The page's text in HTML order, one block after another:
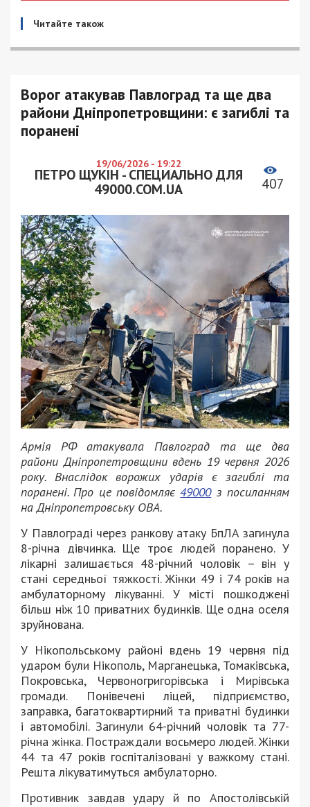
Читайте також
Ворог атакував Павлоград та ще два
райони Дніпропетровщини: є загиблі та
поранені
19/06/2026 - 19:22
ПЕТРО ЩУКІН - СПЕЦИАЛЬНО ДЛЯ
49000.COM.UA
407
Армія РФ атакувала Павлоград та ще два
райони Дніпропетровщини вдень 19 червня 2026
року. Внаслідок ворожих ударів є загиблі та
поранені. Про це повідомляє49000з посиланням
на Дніпропетровську ОВА.
У Павлограді через ранкову атаку БпЛА загинула
8-річна дівчинка. Ще троє людей поранено. У
лікарні залишається 48-річний чоловік – він у
стані середньої тяжкості. Жінки 49 і 74 років на
амбулаторному лікуванні. У місті пошкоджені
більш ніж 10 приватних будинків. Ще одна оселя
зруйнована.
У Нікопольському районі вдень 19 червня під
ударом були Нікополь, Марганецька, Томаківська,
Покровська, Червоногригорівська і Мирівська
громади. Понівечені ліцей, підприємство,
заправка, багатоквартирний та приватні будинки
і автомобілі. Загинули 64-річний чоловік та 77-
річна жінка. Постраждали восьмеро людей. Жінки
44 та 47 років госпіталізовані у важкому стані.
Решта лікуватимуться амбулаторно.
Противник завдав удару й по Апостолівській